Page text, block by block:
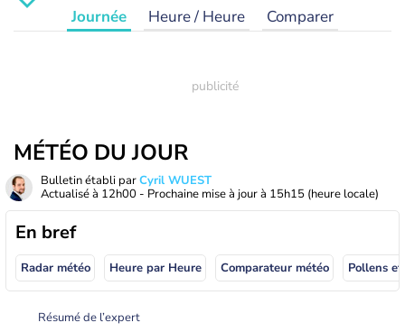
Journée Heure / Heure Comparer
MÉTÉO DU JOUR
Bulletin établi parCyril WUEST
Actualisé à 12h00 - Prochaine mise à jour à 15h15 (heure locale)
En bref
Radar météo Heure par Heure Comparateur météo Pollens
Résumé de l’expert